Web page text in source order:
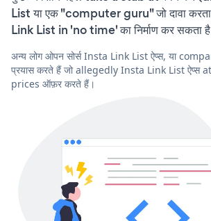
List या एक "computer guru" जो दावा
Link List in 'no time' का निर्माण कर सकता
अन्य लोग ओपन सोर्स Insta Link List ऐप्स, या
प्रयास करते हैं जो allegedly Insta Link List ऐप्स
prices ऑफ़र करते हैं।